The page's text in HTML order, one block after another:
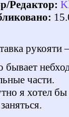
Редактор:
рукояти
бывает
части.
я хотел бы